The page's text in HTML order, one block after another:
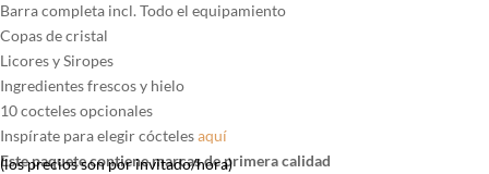
Barra completa incl. Todo el equipamiento
Copas de cristal
Licores y Siropes
Ingredientes frescos y hielo
10 cocteles opcionales
Inspírate para elegir cóctelesaquí
Este paquete contiene marcas de primera calidad
(los precios son por invitado/hora)